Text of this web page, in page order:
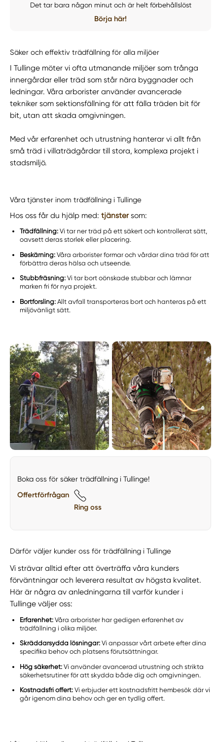
Det tar bara någon minut och är helt förbehållslöst
Börja här!
Säker och effektiv trädfällning för alla miljöer
I Tullinge möter vi ofta utmanande miljöer som trånga
innergårdar eller träd som står nära byggnader och
ledningar. Våra arborister använder avancerade
tekniker som sektionsfällning för att fälla träden bit för
bit, utan att skada omgivningen.
Med vår erfarenhet och utrustning hanterar vi allt från
små träd i villaträdgårdar till stora, komplexa projekt i
stadsmiljö.
Våra tjänster inom trädfällning i Tullinge
Hos oss får du hjälp med:tjänstersom:
Trädfällning: Vi tar ner träd på ett säkert och kontrollerat sätt,
oavsett deras storlek eller placering.
Beskärning: Våra arborister formar och vårdar dina träd för att
förbättra deras hälsa och utseende.
Stubbfräsning: Vi tar bort oönskade stubbar och lämnar
marken fri för nya projekt.
Bortforsling: Allt avfall transporteras bort och hanteras på ett
miljövänligt sätt.
Boka oss för säker trädfällning i Tullinge!
Offertförfrågan
Ring oss
Därför väljer kunder oss för trädfällning i Tullinge
Vi strävar alltid efter att överträffa våra kunders
förväntningar och leverera resultat av högsta kvalitet.
Här är några av anledningarna till varför kunder i
Tullinge väljer oss:
Erfarenhet: Våra arborister har gedigen erfarenhet av
trädfällning i olika miljöer.
Skräddarsydda lösningar: Vi anpassar vårt arbete efter dina
specifika behov och platsens förutsättningar.
Hög säkerhet: Vi använder avancerad utrustning och strikta
säkerhetsrutiner för att skydda både dig och omgivningen.
Kostnadsfri offert: Vi erbjuder ett kostnadsfritt hembesök där vi
går igenom dina behov och ger en tydlig offert.